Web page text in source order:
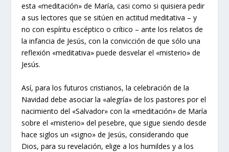
esta «meditación» de María, casi como si quisiera pedir
a sus lectores que se sitúen en actitud meditativa – y
no con espíritu escéptico o crítico – ante los relatos de
la infancia de Jesús, con la convicción de que sólo una
reflexión «meditativa» puede desvelar el «misterio» de
Jesús.
Así, para los futuros cristianos, la celebración de la
Navidad debe asociar la «alegría» de los pastores por el
nacimiento del «Salvador» con la «meditación» de María
sobre el «misterio» del pesebre, que sigue siendo desde
hace siglos un «signo» de Jesús, considerando que
Dios, para su revelación, elige a los humildes y a los